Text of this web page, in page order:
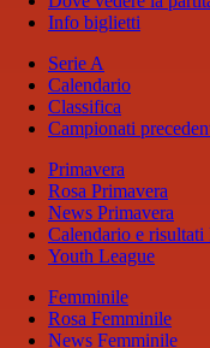
Info biglietti
Serie A
Calendario
Classifica
Campionati
Primavera
Rosa Primavera
News Primavera
Calendario e risultati
Youth League
Femminile
Rosa Femminile
News Femminile